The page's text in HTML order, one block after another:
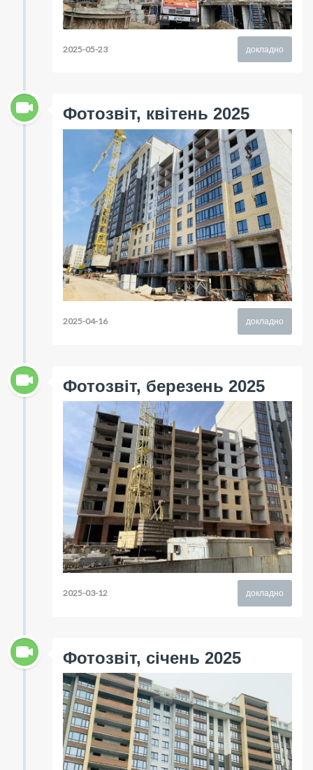
докладно
2025-05-23
Фотозвіт, квітень 2025
докладно
2025-04-16
Фотозвіт, березень 2025
докладно
2025-03-12
Фотозвіт, січень 2025